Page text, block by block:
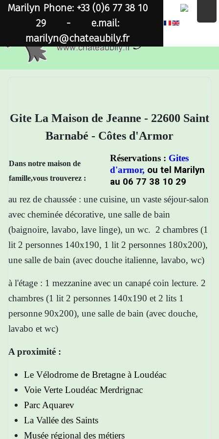
Marilyn Phone: +33 (0)6 77 38 10
29- e.mail:
marilyn@chateaubily.fr
×
Gite La Maison de Jeanne - 22600 Saint
Barnabé - Côtes d'Armor
Dans notre maison de
famille,vous trouverez :
Réservations : Gites
d'armor, ou tel Marilyn
au 06 77 38 10 29
au rez de chaussée : une cuisine, un vaste séjour-salon
avec cheminée décorative, une salle de bain
(baignoire, lavabo, lave linge), un wc. 2 chambres (1
lit 2 personnes 140x190, 1 lit 2 personnes 180x200),
une salle de bain (avec douche italienne, lavabo, wc)
à l'étage : 1 mezzanine avec un canapé coin lecture. 2
chambres (1 lit 2 personnes 140x190 et 2 lits 1
personne 90x200), une salle de bain (avec douche,
lavabo et wc)
A proximité :
Le Vélodrome de Bretagne à Loudéac
Voie Verte Loudéac Merdrignac
Parc Aquarev
La Vallée des Saints
Musée régional des métiers